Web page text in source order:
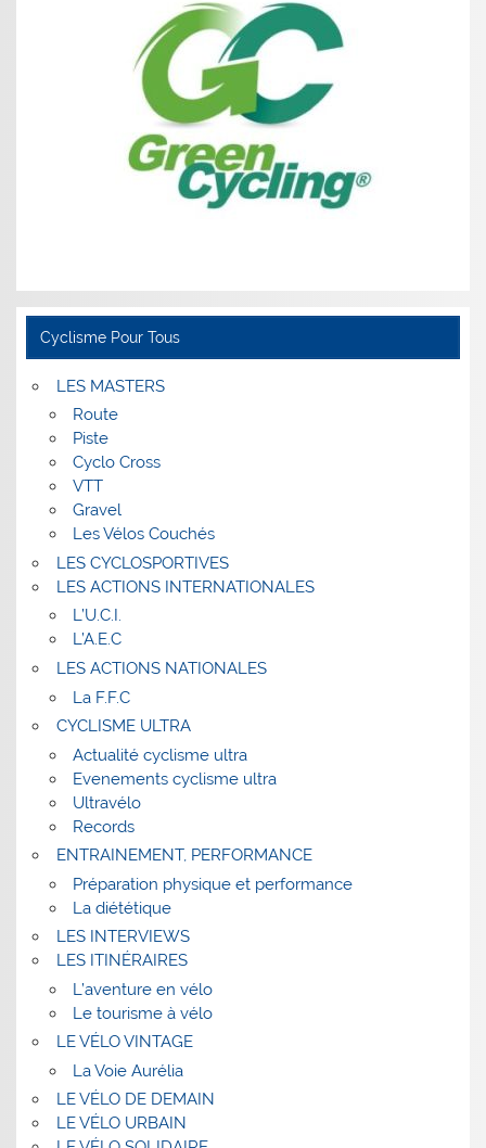
Cyclisme Pour Tous
LES MASTERS
Route
Piste
Cyclo Cross
VTT
Gravel
Les Vélos Couchés
LES CYCLOSPORTIVES
LES ACTIONS INTERNATIONALES
L’U.C.I.
L’A.E.C
LES ACTIONS NATIONALES
La F.F.C
CYCLISME ULTRA
Actualité cyclisme ultra
Evenements cyclisme ultra
Ultravélo
Records
ENTRAINEMENT, PERFORMANCE
Préparation physique et performance
La diététique
LES INTERVIEWS
LES ITINÉRAIRES
L’aventure en vélo
Le tourisme à vélo
LE VÉLO VINTAGE
La Voie Aurélia
LE VÉLO DE DEMAIN
LE VÉLO URBAIN